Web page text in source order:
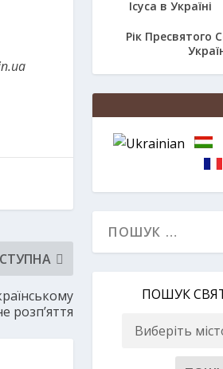
розп’яття
Рік Пресвятого
ПОШУК